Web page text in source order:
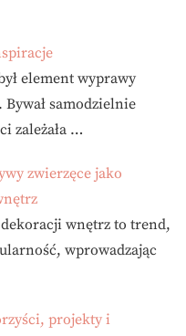
element wyprawy
Bywał samodzielnie
zależała …
zwierzęce jako
wnętrz to trend,
wprowadzając
projekty i